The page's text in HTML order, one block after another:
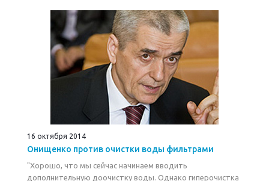
16 октября 2014
Онищенко против очистки воды фильтрами
"Хорошо, что мы сейчас начинаем вводить
дополнительную доочистку воды. Однако гиперочистка